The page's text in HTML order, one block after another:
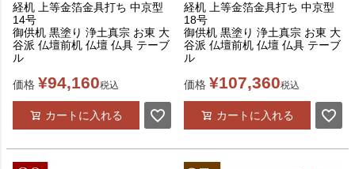
経机 上等金箔金具打ち 中京型
14号
御供机 黒塗り 浄土真宗 お東 大
谷派 仏壇前机 仏壇 仏具 テーブ
ル
価格 ¥94,160税込
カートに入れる
経机 上等金箔金具打ち 中京型
18号
御供机 黒塗り 浄土真宗 お東 大
谷派 仏壇前机 仏壇 仏具 テーブ
ル
価格 ¥107,360税込
カートに入れる